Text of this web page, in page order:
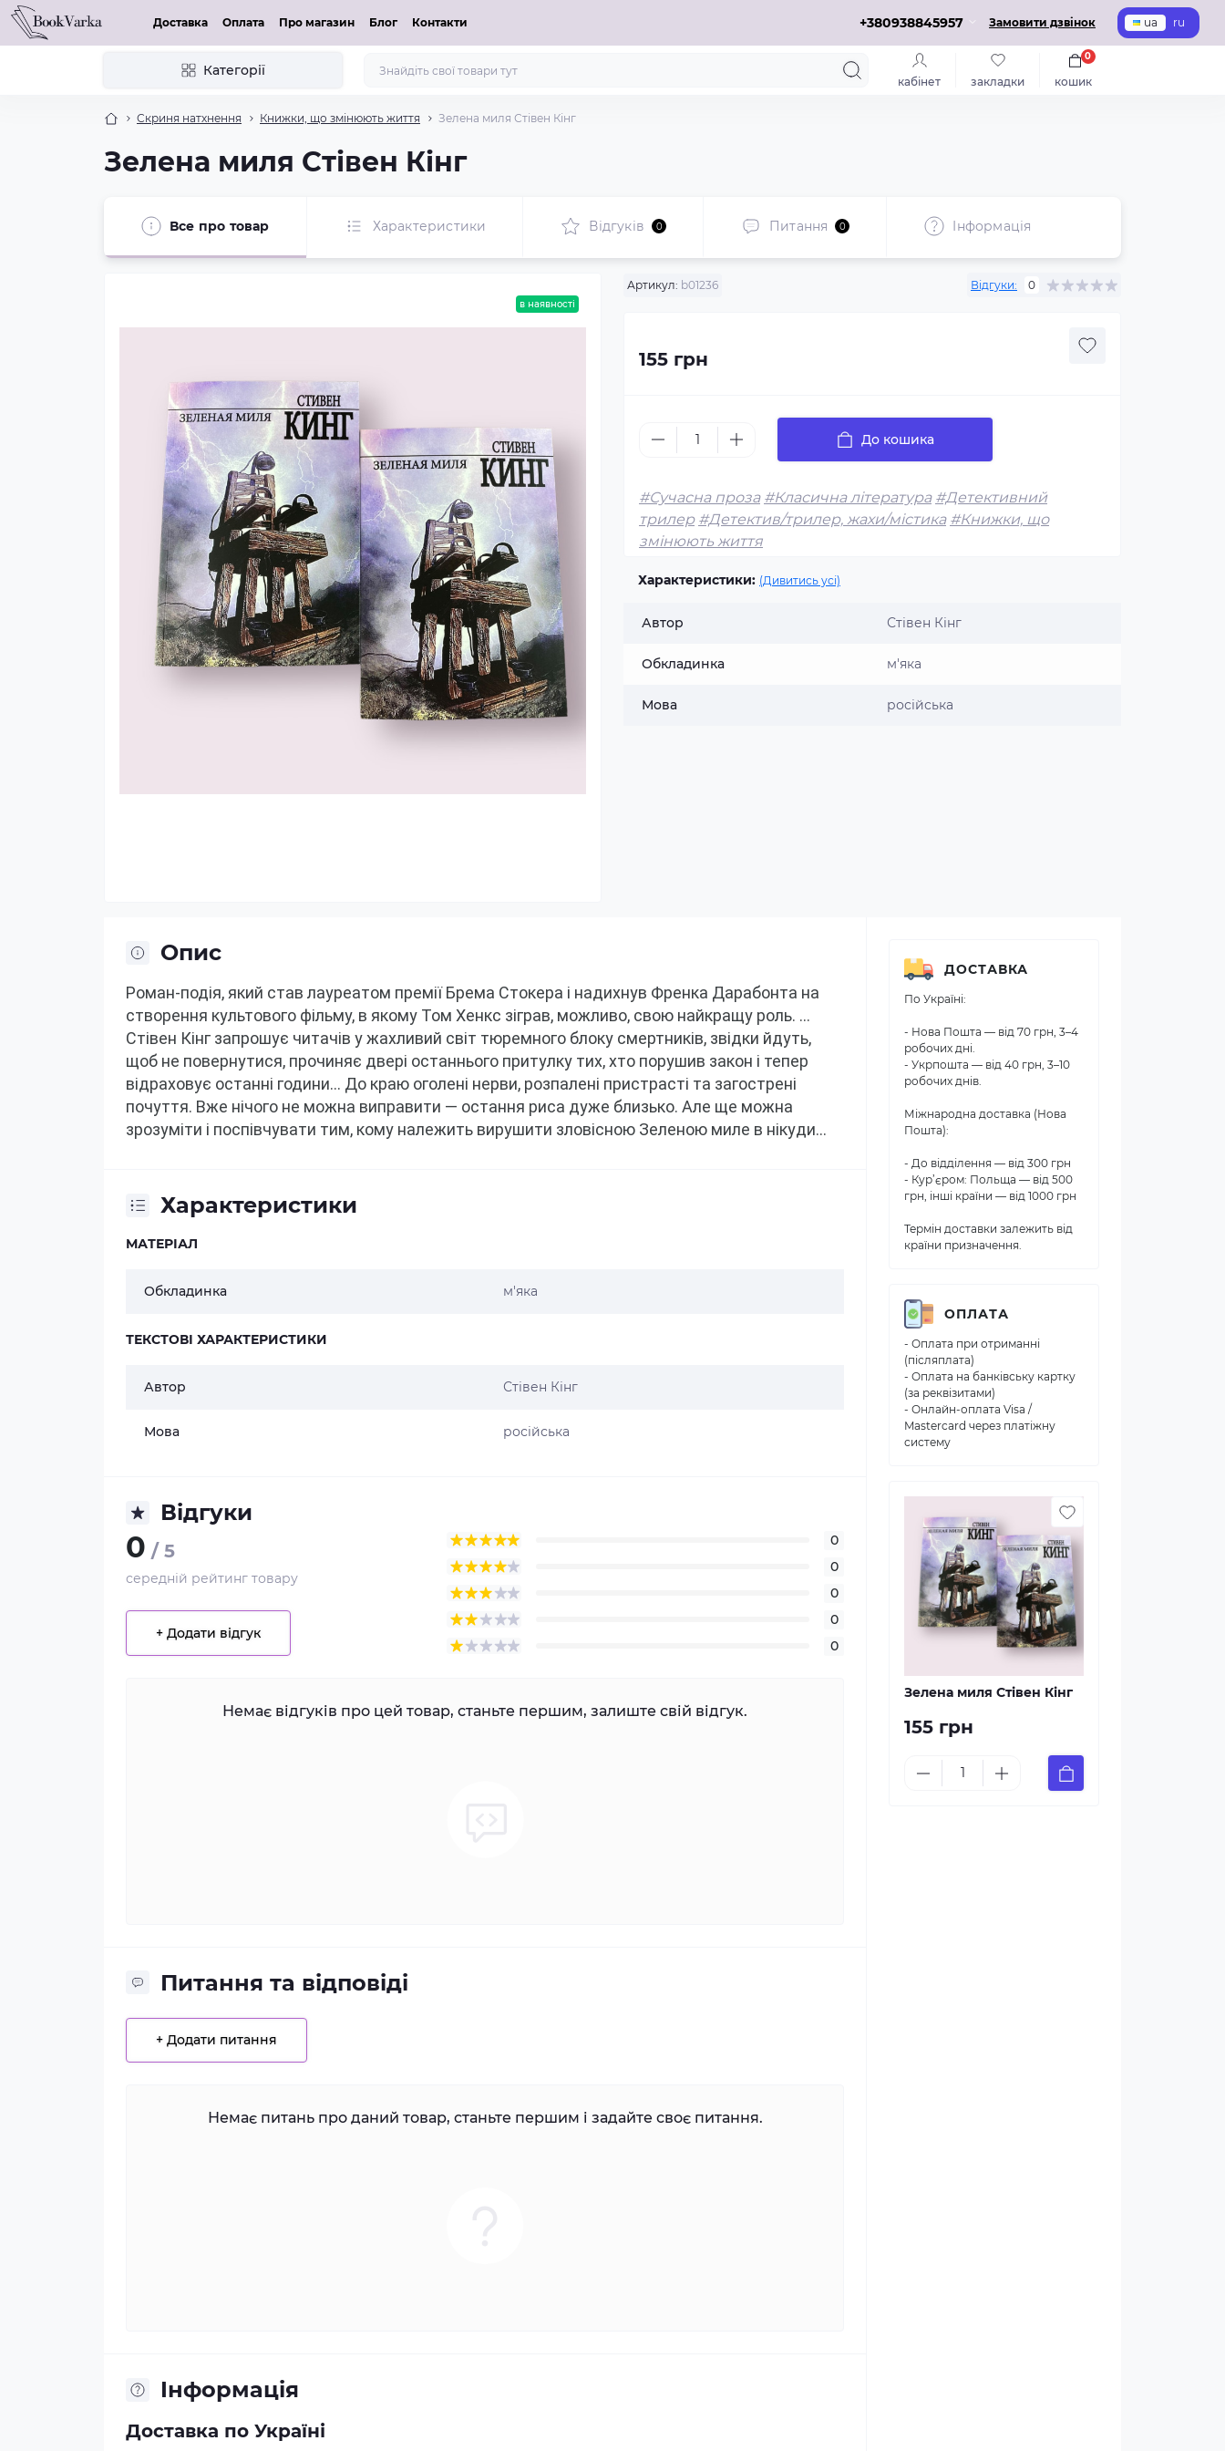
Доставка Оплата Про магазин Блог Контакти +380938845957 Замовити дзвінок ua ru
Категорії
кабінет закладки кошик
0
Скриня натхнення Книжки, що змінюють життя Зелена миля Стівен Кінг
Зелена миля Стівен Кінг
Все про товар Характеристики Відгуків 0 Питання 0 Iнформація
в наявності
Артикул: b01236 Відгуки: 0
155 грн
До кошика
#Сучасна проза #Класична література #Детективний
трилер #Детектив/трилер, жахи/містика #Книжки, що
змінюють життя
Характеристики: (Дивитись усі)
Автор Стівен Кінг
Обкладинка м'яка
Мова російська
Опис
Роман-подія, який став лауреатом премії Брема Стокера і надихнув Френка Дарабонта на
створення культового фільму, в якому Том Хенкс зіграв, можливо, свою найкращу роль. …
Стівен Кінг запрошує читачів у жахливий світ тюремного блоку смертників, звідки йдуть,
щоб не повернутися, прочиняє двері останнього притулку тих, хто порушив закон і тепер
відраховує останні години... До краю оголені нерви, розпалені пристрасті та загострені
почуття. Вже нічого не можна виправити — остання риса дуже близько. Але ще можна
зрозуміти і поспівчувати тим, кому належить вирушити зловісною Зеленою миле в нікуди…
Характеристики
МАТЕРІАЛ
Обкладинка м'яка
ТЕКСТОВІ ХАРАКТЕРИСТИКИ
Автор Стівен Кінг
Мова російська
Відгуки
0 / 5
середній рейтинг товару
+ Додати відгук
0
0
0
0
0
Немає відгуків про цей товар, станьте першим, залиште свій відгук.
Питання та відповіді
+ Додати питання
Немає питань про даний товар, станьте першим і задайте своє питання.
Iнформація
Доставка по Україні
ДОСТАВКА
По Україні:
- Нова Пошта — від 70 грн, 3–4
робочих дні.
- Укрпошта — від 40 грн, 3–10
робочих днів.
Міжнародна доставка (Нова
Пошта):
- До відділення — від 300 грн
- Кур’єром: Польща — від 500
грн, інші країни — від 1000 грн
Термін доставки залежить від
країни призначення.
ОПЛАТА
- Оплата при отриманні
(післяплата)
- Оплата на банківську картку
(за реквізитами)
- Онлайн-оплата Visa /
Mastercard через платіжну
систему
Зелена миля Стівен Кінг
155 грн